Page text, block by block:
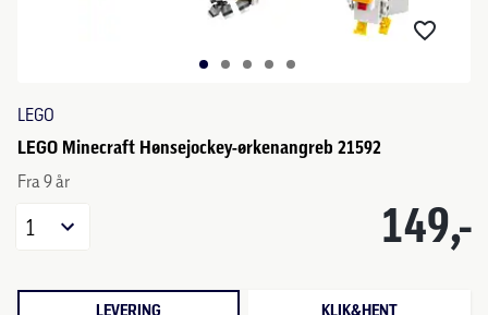
LEGO
LEGO Minecraft Hønsejockey-ørkenangreb 21592
Fra 9 år
149,-
1
LEVERING KLIK&HENT